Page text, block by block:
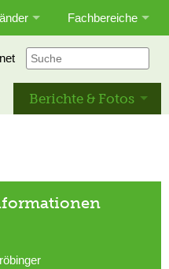
Fachbereiche
Berichte & Fotos